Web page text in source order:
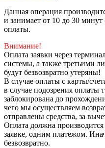
Данная операция
и занимает от 10 до 30
оплаты.
Внимание!
Оплата заявки через
системы, а также
будут безвозвратно утеряны!
В случае оплаты с карты/
в случае подозрения оплаты
заблокирована до
чего мы осуществляем
отправлены средства, за
Оплата должна
заявке, одним платежом.
безвозвратно.